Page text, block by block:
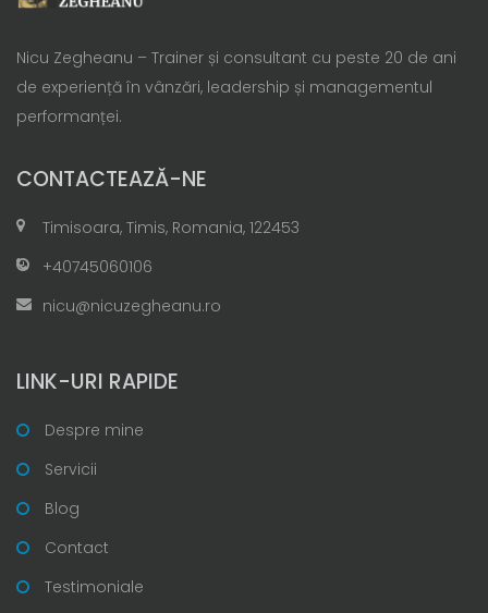
Nicu Zegheanu – Trainer și consultant cu peste 20 de ani
de experiență în vânzări, leadership și managementul
performanței.
CONTACTEAZĂ-NE
Timisoara, Timis, Romania, 122453
+40745060106
nicu@nicuzegheanu.ro
LINK-URI RAPIDE
Despre mine
Servicii
Blog
Contact
Testimoniale